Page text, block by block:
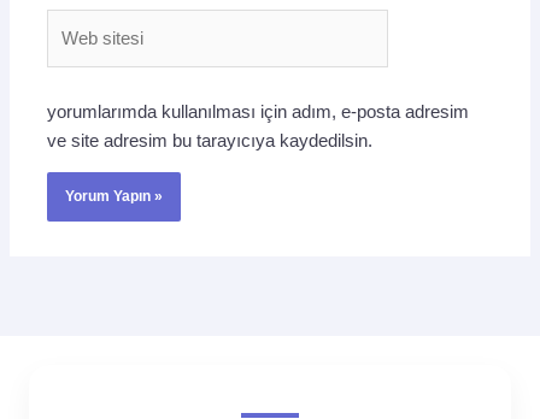
yorumlarımda kullanılması için adım, e-posta adresim
ve site adresim bu tarayıcıya kaydedilsin.